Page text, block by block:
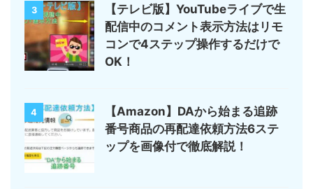
3
【テレビ版】YouTubeライブで生
配信中のコメント表示方法はリモ
コンで4ステップ操作するだけで
OK！
4
【Amazon】DAから始まる追跡
番号商品の再配達依頼方法6ステ
ップを画像付で徹底解説！